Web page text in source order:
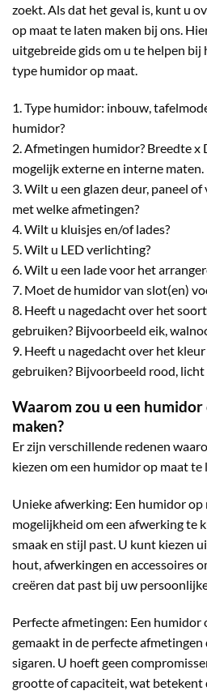
zoekt. Als dat het geval is, kunt u
op maat te laten maken bij ons.
uitgebreide gids om u te helpen bij
type humidor op maat.
1. Type humidor: inbouw,
humidor?
2. Afmetingen humidor? Breedte x
mogelijk externe en interne maten.
3. Wilt u een glazen deur, paneel
met welke afmetingen?
4. Wilt u kluisjes en/of lades?
5. Wilt u LED verlichting?
6. Wilt u een lade voor het
7. Moet de humidor van slot(en)
8. Heeft u nagedacht over het
gebruiken? Bijvoorbeeld eik,
9. Heeft u nagedacht over het
gebruiken? Bijvoorbeeld rood,
Waarom zou u een
maken?
Er zijn verschillende redenen
kiezen om een humidor op maat te
Unieke afwerking: Een humidor op
mogelijkheid om een afwerking te
smaak en stijl past. U kunt kiezen
hout, afwerkingen en accessoires
creëren dat past bij uw
Perfecte afmetingen: Een humidor
gemaakt in de perfecte
sigaren. U hoeft geen
grootte of capaciteit, wat